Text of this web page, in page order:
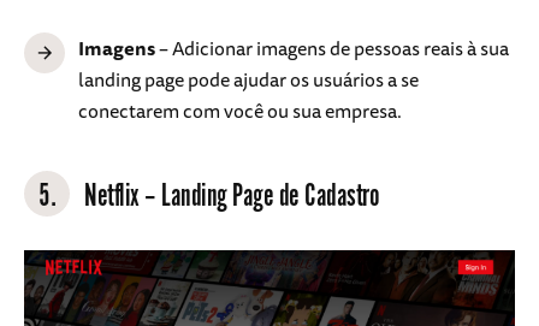
Imagens– Adicionar imagens de pessoas reais à sua
landing page pode ajudar os usuários a se
conectarem com você ou sua empresa.
5. Netflix – Landing Page de Cadastro